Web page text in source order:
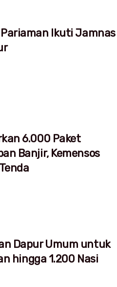
Ikuti Jamnas
6.000 Paket
Banjir, Kemensos
Dapur Umum untuk
hingga 1.200 Nasi